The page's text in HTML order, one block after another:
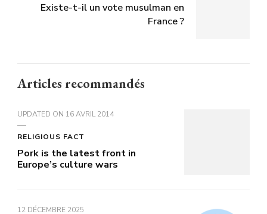
Existe-t-il un vote musulman en
France ?
Articles recommandés
UPDATED ON 16 AVRIL 2014
RELIGIOUS FACT
Pork is the latest front in
Europe’s culture wars
12 DÉCEMBRE 2025